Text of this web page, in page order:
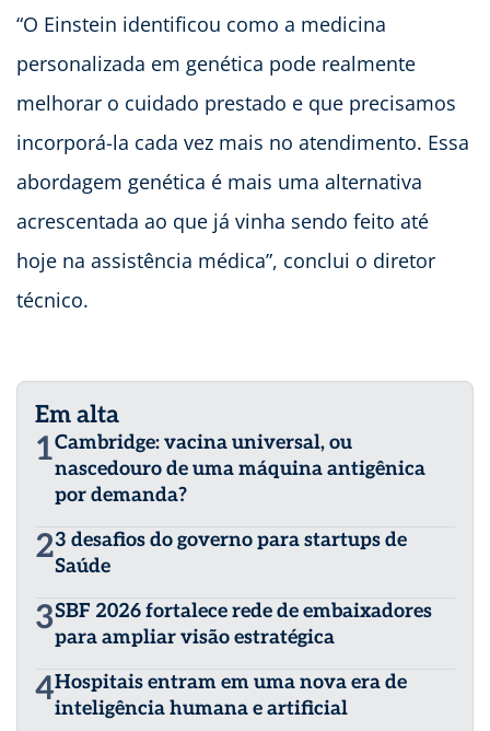
“O Einstein identificou como a medicina
personalizada em genética pode realmente
melhorar o cuidado prestado e que precisamos
incorporá-la cada vez mais no atendimento. Essa
abordagem genética é mais uma alternativa
acrescentada ao que já vinha sendo feito até
hoje na assistência médica”, conclui o diretor
técnico.
Em alta
1Cambridge: vacina universal, ou
nascedouro de uma máquina antigênica
por demanda?
23 desafios do governo para startups de
Saúde
3SBF 2026 fortalece rede de embaixadores
para ampliar visão estratégica
4Hospitais entram em uma nova era de
inteligência humana e artificial